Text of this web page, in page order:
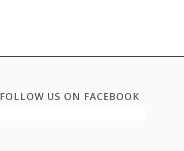
FOLLOW US ON FACEBOOK